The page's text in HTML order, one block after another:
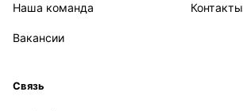
Наша команда
Вакансии
Контакты
Связь